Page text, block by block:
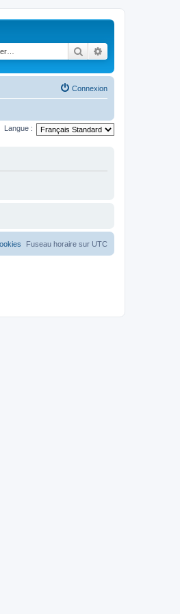
Rechercher
Connexion
Langue :
Fuseau horaire sur UTC